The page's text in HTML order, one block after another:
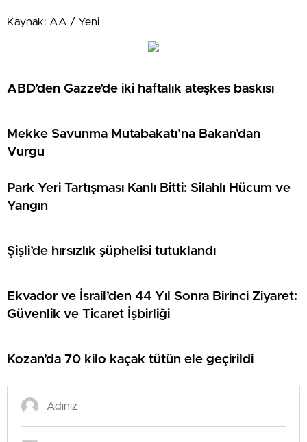
Kaynak: AA / Yeni
ABD’den Gazze’de iki haftalık ateşkes baskısı
Mekke Savunma Mutabakatı’na Bakan’dan
Vurgu
Park Yeri Tartışması Kanlı Bitti: Silahlı Hücum ve
Yangın
Şişli’de hırsızlık şüphelisi tutuklandı
Ekvador ve İsrail’den 44 Yıl Sonra Birinci Ziyaret:
Güvenlik ve Ticaret İşbirliği
Kozan’da 70 kilo kaçak tütün ele geçirildi